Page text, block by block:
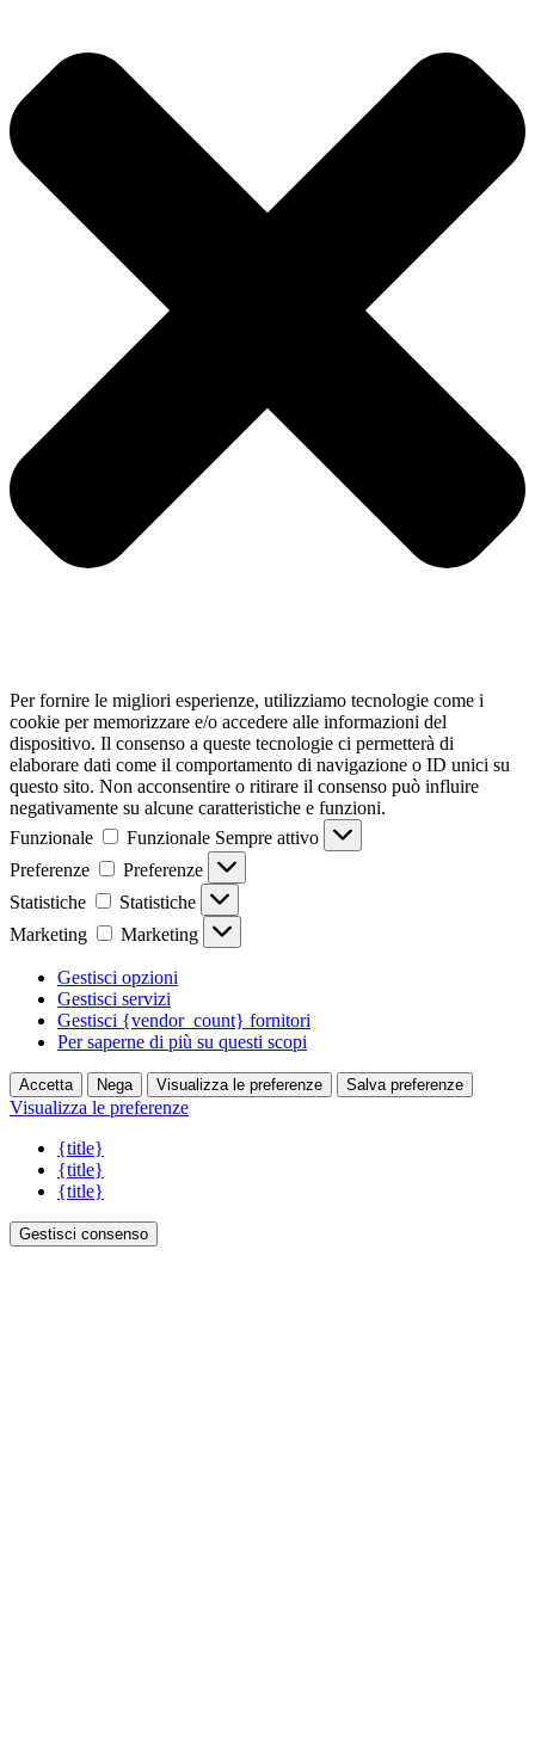
Per fornire le migliori esperienze, utilizziamo tecnologie come i
cookie per memorizzare e/o accedere alle informazioni del
dispositivo. Il consenso a queste tecnologie ci permetterà di
elaborare dati come il comportamento di navigazione o ID unici su
questo sito. Non acconsentire o ritirare il consenso può influire
negativamente su alcune caratteristiche e funzioni.
Funzionale
Funzionale Sempre attivo
Preferenze
Preferenze
Statistiche
Statistiche
Marketing
Marketing
Gestisci opzioni
Gestisci servizi
Gestisci {vendor_count} fornitori
Per saperne di più su questi scopi
Accetta Nega Visualizza le preferenze Salva preferenze
Visualizza le preferenze
{title}
{title}
{title}
Gestisci consenso